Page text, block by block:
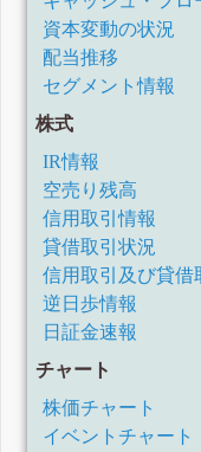
資本変動の状況
配当推移
セグメント情報
株式
IR情報
空売り残高
信用取引情報
貸借取引状況
信用取引及び貸借
逆日歩情報
日証金速報
チャート
株価チャート
イベントチャート